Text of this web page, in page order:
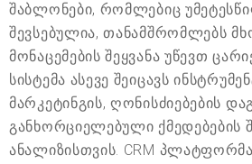
შაბლონები, რომლებიც
შევსებულია, თანამშრომლებს
მონაცემების შეყვანა უწევთ
სისტემა ასევე შეიცავს
მარკეტინგის, ღონისძიებების
განხორციელებული ქმედებების
ანალიზისთვის. CRM